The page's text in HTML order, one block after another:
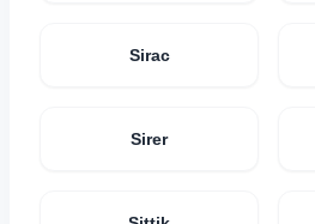
Sirac
Sirer